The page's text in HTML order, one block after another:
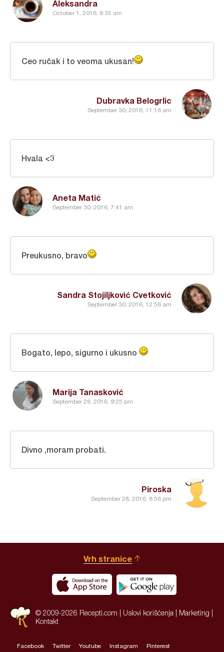
Aleksandra
October 1, 2016, 8:35 am
Dubravka Belogrlic
September 30, 2016, 11:18 am
Ceo ručak i to veoma ukusan!
Aneta Matić
September 30, 2016, 7:41 am
Hvala <3
Sandra Stojiljković Cvetković
September 30, 2016, 12:56 am
Preukusno, bravo
Marija Tanasković
September 28, 2016, 9:25 pm
Bogato, lepo, sigurno i ukusno
Piroska
September 28, 2016, 8:56 pm
Divno ,moram probati.
Vrh stranice
© 2009-2026 Recepti.com | Uslovi korišćenja Marketing
Kontakt
Facebook Twitter Youtube Instagram Pinterest